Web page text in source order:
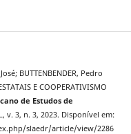
BUTTENBENDER, Pedro
E COOPERATIVISMO
de Estudos de
v. 3, n. 3, 2023. Disponível em:
slaedr/article/view/2286